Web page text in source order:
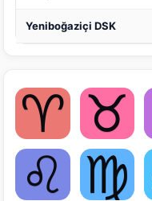
Yeniboğaziçi DSK
♈ ♉
♌ ♍